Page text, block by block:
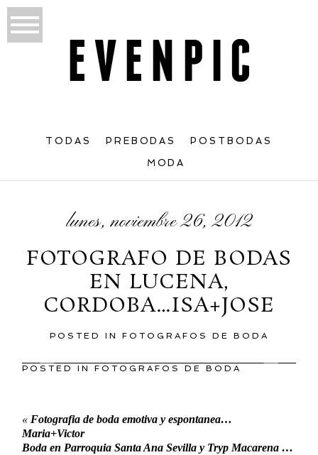
TODAS PREBODAS POSTBODAS
MODA
lunes, noviembre 26, 2012
FOTOGRAFO DE BODAS
EN LUCENA,
CORDOBA…ISA+JOSE
POSTED IN FOTOGRAFOS DE BODA
POSTED INFOTOGRAFOS DE BODA
« Fotografia de boda emotiva y espontanea…
Maria+Victor
Boda en Parroquia Santa Ana Sevilla y Tryp Macarena …